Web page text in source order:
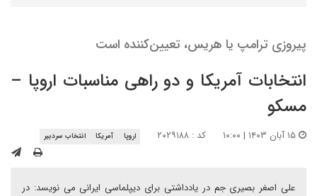
پیروزی ترامپ یا هریس، تعیین‌کننده است
انتخابات آمریکا و دو راهی مناسبات اروپا –
مسکو
کد : ۲۰۲۹۱۸۸ اروپا آمریکا انتخاب سردبیر
علی اصغر بصیری جم در یادداشتی برای دیپلماسی ایرانی می نویسد: در